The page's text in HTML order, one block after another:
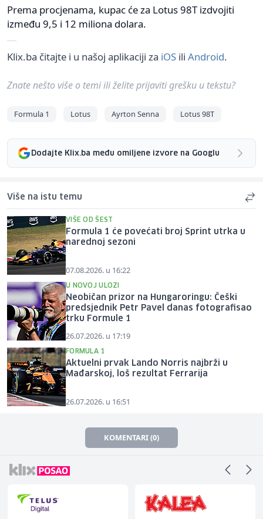
Prema procjenama, kupac će za Lotus 98T izdvojiti
između 9,5 i 12 miliona dolara.
Klix.ba čitajte i u našoj aplikaciji za iOS ili Android.
Znate nešto više o temi ili želite prijaviti grešku u tekstu?
Formula 1 Lotus Ayrton Senna Lotus 98T
Dodajte Klix.ba među omiljene izvore na Googlu
Više na istu temu
VIŠE OD ŠEST
Formula 1 će povećati broj Sprint utrka u
narednoj sezoni
07.08.2026. u 16:22
U NOVOJ ULOZI
Neobičan prizor na Hungaroringu: Češki
predsjednik Petr Pavel danas fotografisao
trku Formule 1
26.07.2026. u 17:19
FORMULA 1
Aktuelni prvak Lando Norris najbrži u
Mađarskoj, loš rezultat Ferrarija
26.07.2026. u 16:51
KOMENTARI (0)